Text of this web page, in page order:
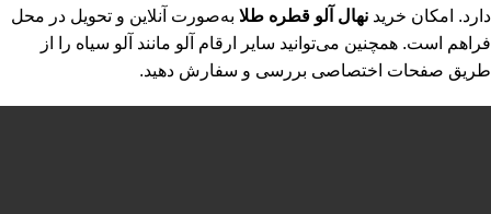
دارد. امکان خرید نهال آلو قطره طلا به‌صورت آنلاین و تحویل در محل
فراهم است. همچنین می‌توانید سایر ارقام آلو مانند آلو سیاه را از
طریق صفحات اختصاصی بررسی و سفارش دهید.